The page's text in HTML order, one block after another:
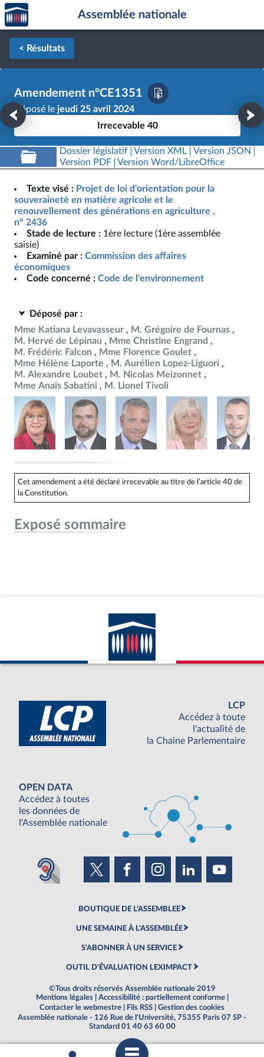
Aller au contenu
Aller en bas de la page
Accèder
à la
page
d'accueil
Assemblée nationale
< Résultats
Amendement n°CE1351
Déposé le jeudi 25 avril 2024
Irrecevable 40
Dossier législatif Version XML
Version JSON
Version PDF
Version Word/LibreOffice
Texte visé : Projet de loi d'orientation pour la
souveraineté en matière agricole et le
renouvellement des générations en agriculture ,
n° 2436
Stade de lecture : 1ère lecture (1ère assemblée
saisie)
Examiné par : Commission des affaires
économiques
Code concerné : Code de l'environnement
Déposé par :
Mme Katiana Levavasseur
M. Grégoire de Fournas
M. Hervé de Lépinau
Mme Christine Engrand
M. Frédéric Falcon
Mme Florence Goulet
Mme Hélène Laporte
M. Aurélien Lopez-Liguori
M. Alexandre Loubet
M. Nicolas Meizonnet
Mme Anaïs Sabatini
M. Lionel Tivoli
Cet amendement a été déclaré irrecevable au titre de l’article 40 de
la Constitution.
Exposé sommaire
LCP
Accédez à toute
l'actualité de
la Chaine Parlementaire
OPEN DATA
Accédez à toutes
les données de
l'Assemblée nationale
BOUTIQUE DE L'ASSEMBLEE
UNE SEMAINE À L'ASSEMBLÉE
S'ABONNER À UN SERVICE
OUTIL D'ÉVALUATION LEXIMPACT
©Tous droits réservés Assemblée nationale 2019
Mentions légales
Accessibilité : partiellement conforme
Contacter le webmestre
Fils RSS
Gestion des cookies
Assemblée nationale - 126 Rue de l'Université, 75355 Paris 07 SP -
Standard 01 40 63 60 00